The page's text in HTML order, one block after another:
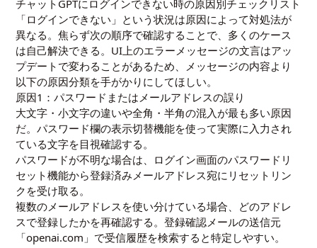
チャットGPTにログインできない時の原因別チェックリスト
「ログインできない」という状況は原因によって対処法が
異なる。焦らず次の順序で確認することで、多くのケース
は自己解決できる。UI上のエラーメッセージの文言はアッ
プデートで変わることがあるため、メッセージの内容より
以下の原因分類を手がかりにしてほしい。
原因1：パスワードまたはメールアドレスの誤り
大文字・小文字の違いや全角・半角の混入が最も多い原因
だ。パスワード欄の表示切替機能を使って実際に入力され
ている文字を目視確認する。
パスワードが不明な場合は、ログイン画面のパスワードリ
セット機能から登録済みメールアドレス宛にリセットリン
クを受け取る。
複数のメールアドレスを使い分けている場合、どのアドレ
スで登録したかを再確認する。登録確認メールの送信元
「openai.com」で受信履歴を検索すると特定しやすい。